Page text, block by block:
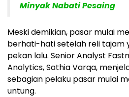
Minyak Nabati Pesaing
Meski demikian, pasar mulai
berhati-hati setelah reli tajam
pekan lalu. Senior Analyst
Analytics, Sathia Varqa,
sebagian pelaku pasar mulai
untung.